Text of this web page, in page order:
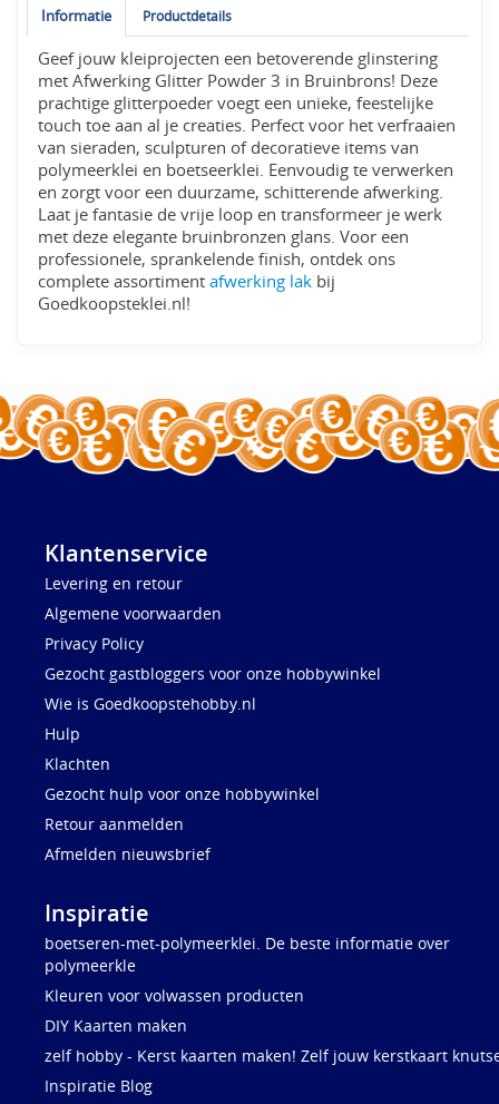
Informatie Productdetails
Geef jouw kleiprojecten een betoverende glinstering
met Afwerking Glitter Powder 3 in Bruinbrons! Deze
prachtige glitterpoeder voegt een unieke, feestelijke
touch toe aan al je creaties. Perfect voor het verfraaien
van sieraden, sculpturen of decoratieve items van
polymeerklei en boetseerklei. Eenvoudig te verwerken
en zorgt voor een duurzame, schitterende afwerking.
Laat je fantasie de vrije loop en transformeer je werk
met deze elegante bruinbronzen glans. Voor een
professionele, sprankelende finish, ontdek ons
complete assortimentafwerking lak bij
Goedkoopsteklei.nl!
Klantenservice
Levering en retour
Algemene voorwaarden
Privacy Policy
Gezocht gastbloggers voor onze hobbywinkel
Wie is Goedkoopstehobby.nl
Hulp
Klachten
Gezocht hulp voor onze hobbywinkel
Retour aanmelden
Afmelden nieuwsbrief
Inspiratie
boetseren-met-polymeerklei. De beste informatie over
polymeerkle
Kleuren voor volwassen producten
DIY Kaarten maken
zelf hobby - Kerst kaarten maken! Zelf jouw kerstkaart
Inspiratie Blog